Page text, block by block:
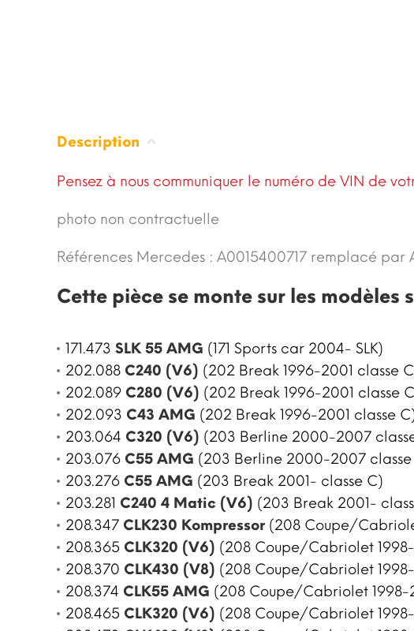
Description
Pensez à nous communiquer le numéro de VIN de
photo non contractuelle
Références Mercedes : A0015400717 remplacé par
Cette pièce se monte sur les modèles
171.473 SLK 55 AMG (171 Sports car 2004- SLK)
202.088 C240 (V6) (202 Break 1996-2001 classe
202.089 C280 (V6) (202 Break 1996-2001 classe
202.093 C43 AMG (202 Break 1996-2001 classe
203.064 C320 (V6) (203 Berline 2000-2007
203.076 C55 AMG (203 Berline 2000-2007 classe
203.276 C55 AMG (203 Break 2001- classe C)
203.281 C240 4 Matic (V6) (203 Break 2001-
208.347 CLK230 Kompressor (208 Coupe/
208.365 CLK320 (V6) (208 Coupe/Cabriolet
208.370 CLK430 (V8) (208 Coupe/Cabriolet
208.374 CLK55 AMG (208 Coupe/Cabriolet 1998-
208.465 CLK320 (V6) (208 Coupe/Cabriolet